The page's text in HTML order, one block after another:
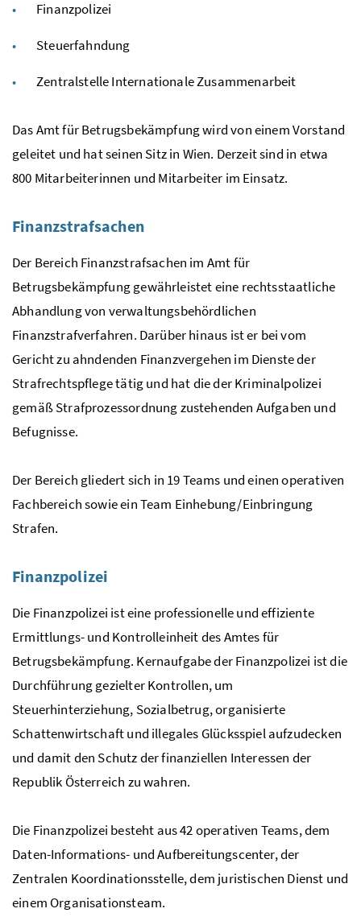
Finanzpolizei
Steuerfahndung
Zentralstelle Internationale Zusammenarbeit
Das Amt für Betrugsbekämpfung wird von einem Vorstand
geleitet und hat seinen Sitz in Wien. Derzeit sind in etwa
800 Mitarbeiterinnen und Mitarbeiter im Einsatz.
Finanzstrafsachen
Der Bereich Finanzstrafsachen im Amt für
Betrugsbekämpfung gewährleistet eine rechtsstaatliche
Abhandlung von verwaltungsbehördlichen
Finanzstrafverfahren. Darüber hinaus ist er bei vom
Gericht zu ahndenden Finanzvergehen im Dienste der
Strafrechtspflege tätig und hat die der Kriminalpolizei
gemäß Strafprozessordnung zustehenden Aufgaben und
Befugnisse.
Der Bereich gliedert sich in 19 Teams und einen operativen
Fachbereich sowie ein Team Einhebung/Einbringung
Strafen.
Finanzpolizei
Die Finanzpolizei ist eine professionelle und effiziente
Ermittlungs- und Kontrolleinheit des Amtes für
Betrugsbekämpfung. Kernaufgabe der Finanzpolizei ist die
Durchführung gezielter Kontrollen, um
Steuerhinterziehung, Sozialbetrug, organisierte
Schattenwirtschaft und illegales Glücksspiel aufzudecken
und damit den Schutz der finanziellen Interessen der
Republik Österreich zu wahren.
Die Finanzpolizei besteht aus 42 operativen Teams, dem
Daten-Informations- und Aufbereitungscenter, der
Zentralen Koordinationsstelle, dem juristischen Dienst und
einem Organisationsteam.